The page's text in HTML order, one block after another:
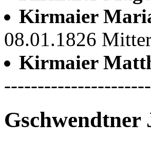
Kirmaier
08.01.1826
Kirmaier
Gschwendtner